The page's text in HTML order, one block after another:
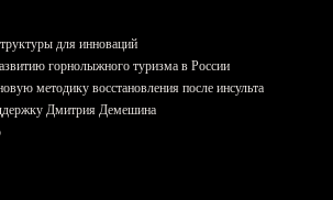
для инноваций
горнолыжного туризма в России
методику восстановления после инсульта
Дмитрия Демешина